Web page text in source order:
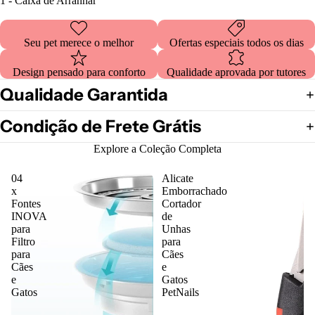
Seu pet merece o melhor Ofertas especiais todos os dias
Design pensado para conforto Qualidade aprovada por tutores
Qualidade Garantida
Condição de Frete Grátis
Explore a Coleção Completa
04
x
Fontes
INOVA
para
Filtro
para
Cães
e
Gatos
Alicate
Emborrachado
Cortador
de
Unhas
para
Cães
e
Gatos
PetNails